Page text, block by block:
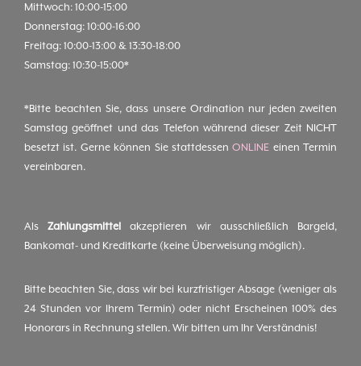
Mittwoch: 10:00-15:00
Donnerstag: 10:00-16:00
Freitag: 10:00-13:00 & 13:30-18:00
Samstag: 10:30-15:00*
*Bitte beachten Sie, dass unsere Ordination nur jeden zweiten
Samstag geöffnet und das Telefon während dieser Zeit NICHT
besetzt ist. Gerne können Sie stattdessenONLINE einen Termin
vereinbaren.
AlsZahlungsmittel akzeptieren wir ausschließlich Bargeld,
Bankomat- und Kreditkarte (keine Überweisung möglich).
Bitte beachten Sie, dass wir bei kurzfristiger Absage (weniger als
24 Stunden vor Ihrem Termin) oder nicht Erscheinen 100% des
Honorars in Rechnung stellen. Wir bitten um Ihr Verständnis!